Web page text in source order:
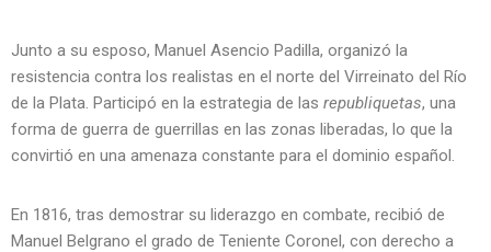
Junto a su esposo, Manuel Asencio Padilla, organizó la
resistencia contra los realistas en el norte del Virreinato del Río
de la Plata. Participó en la estrategia de las republiquetas, una
forma de guerra de guerrillas en las zonas liberadas, lo que la
convirtió en una amenaza constante para el dominio español.
En 1816, tras demostrar su liderazgo en combate, recibió de
Manuel Belgrano el grado de Teniente Coronel, con derecho a